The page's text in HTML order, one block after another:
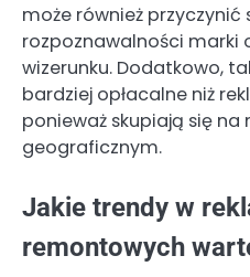
może również przyczynić
rozpoznawalności marki
wizerunku. Dodatkowo,
bardziej opłacalne niż
ponieważ skupiają się na
geograficznym.
Jakie trendy w
remontowych